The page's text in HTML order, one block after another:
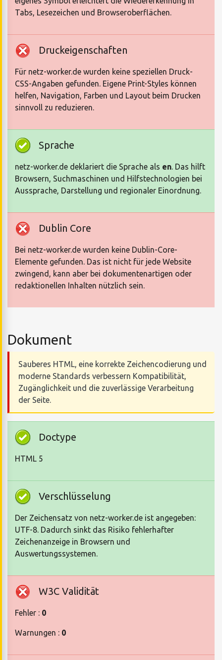
Tabs, Lesezeichen und Browseroberflächen.
Druckeigenschaften
Für netz-worker.de wurden keine speziellen Druck-
CSS-Angaben gefunden. Eigene Print-Styles können
helfen, Navigation, Farben und Layout beim Drucken
sinnvoll zu reduzieren.
Sprache
netz-worker.de deklariert die Sprache als en. Das hilft
Browsern, Suchmaschinen und Hilfstechnologien bei
Aussprache, Darstellung und regionaler Einordnung.
Dublin Core
Bei netz-worker.de wurden keine Dublin-Core-
Elemente gefunden. Das ist nicht für jede Website
zwingend, kann aber bei dokumentenartigen oder
redaktionellen Inhalten nützlich sein.
Dokument
Sauberes HTML, eine korrekte Zeichencodierung und
moderne Standards verbessern Kompatibilität,
Zugänglichkeit und die zuverlässige Verarbeitung
der Seite.
Doctype
HTML 5
Verschlüsselung
Der Zeichensatz von netz-worker.de ist angegeben:
UTF-8. Dadurch sinkt das Risiko fehlerhafter
Zeichenanzeige in Browsern und
Auswertungssystemen.
W3C Validität
Fehler : 0
Warnungen : 0